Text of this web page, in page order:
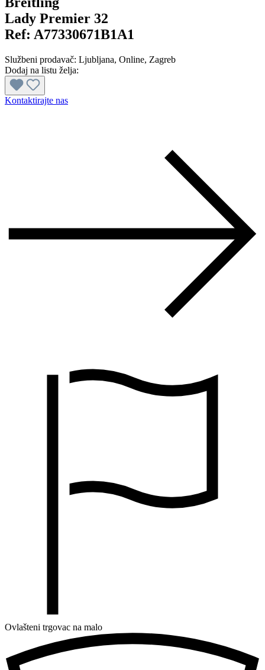
Lady Premier 32
Ref: A77330671B1A1
Službeni prodavač: Ljubljana, Online, Zagreb
Dodaj na listu želja:
Kontaktirajte nas
Ovlašteni trgovac na malo